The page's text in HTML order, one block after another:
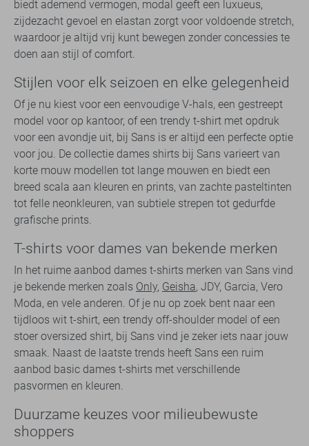
biedt ademend vermogen, modal geeft een luxueus,
zijdezacht gevoel en elastan zorgt voor voldoende stretch,
waardoor je altijd vrij kunt bewegen zonder concessies te
doen aan stijl of comfort.
Stijlen voor elk seizoen en elke gelegenheid
Of je nu kiest voor een eenvoudige V-hals, een gestreept
model voor op kantoor, of een trendy t-shirt met opdruk
voor een avondje uit, bij Sans is er altijd een perfecte optie
voor jou. De collectie dames shirts bij Sans varieert van
korte mouw modellen tot lange mouwen en biedt een
breed scala aan kleuren en prints, van zachte pasteltinten
tot felle neonkleuren, van subtiele strepen tot gedurfde
grafische prints.
T-shirts voor dames van bekende merken
In het ruime aanbod dames t-shirts merken van Sans vind
je bekende merken zoals Only, Geisha, JDY, Garcia, Vero
Moda, en vele anderen. Of je nu op zoek bent naar een
tijdloos wit t-shirt, een trendy off-shoulder model of een
stoer oversized shirt, bij Sans vind je zeker iets naar jouw
smaak. Naast de laatste trends heeft Sans een ruim
aanbod basic dames t-shirts met verschillende
pasvormen en kleuren.
Duurzame keuzes voor milieubewuste
shoppers